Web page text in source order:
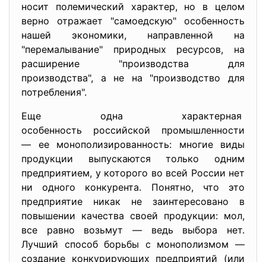
носит полемический характер, но в целом
верно отражает "самоедскую" особенность
нашей экономики, направленной на
"перемалывание" природных ресурсов, на
расширение "производства для
производства", а не на "производство для
потребления".
Еще одна характерная
особенность российской промышленности
— ее монополизированность: многие виды
продукции выпускаются только одним
предприятием, у которого во всей России нет
ни одного конкурента. Понятно, что это
предприятие никак не заинтересовано в
повышении качества своей продукции: мол,
все равно возьмут — ведь выбора нет.
Лучший способ борьбы с монополизмом —
создание конкурирующих предприятий (или